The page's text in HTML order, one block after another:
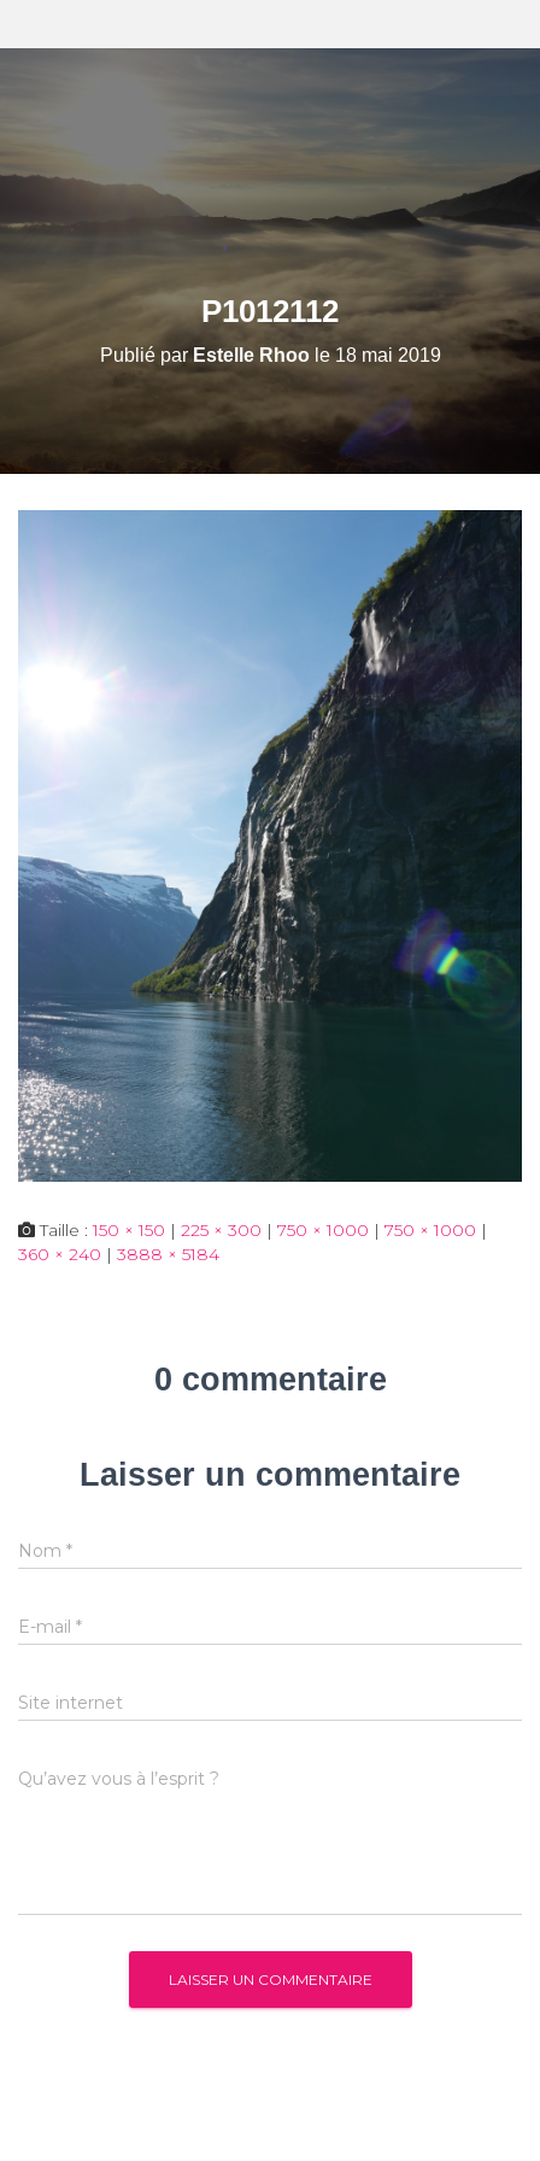
P1012112
Publié parEstelle Rhoole18 mai 2019
Taille :150 × 150 | 225 × 300 | 750 × 1000 | 750 × 1000 |
360 × 240 | 3888 × 5184
0 commentaire
Laisser un commentaire
Nom *
E-mail *
Site internet
Qu’avez vous à l’esprit ?